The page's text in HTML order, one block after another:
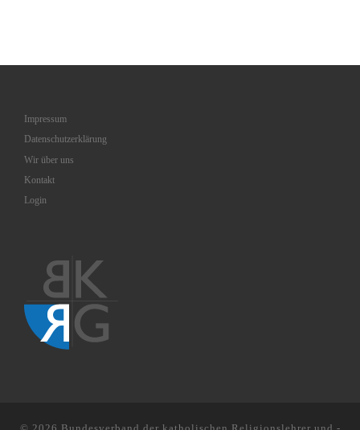
Impressum
Datenschutzerklärung
Wir über uns
Kontakt
Login